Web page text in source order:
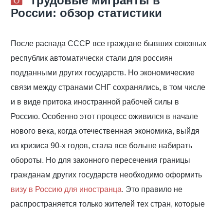
России: обзор статистики
После распада СССР все граждане бывших союзных
республик автоматически стали для россиян
подданными других государств. Но экономические
связи между странами СНГ сохранялись, в том числе
и в виде притока иностранной рабочей силы в
Россию. Особенно этот процесс оживился в начале
нового века, когда отечественная экономика, выйдя
из кризиса 90-х годов, стала все больше набирать
обороты. Но для законного пересечения границы
гражданам других государств необходимо оформить
визу в Россию для иностранца. Это правило не
распространяется только жителей тех стран, которые